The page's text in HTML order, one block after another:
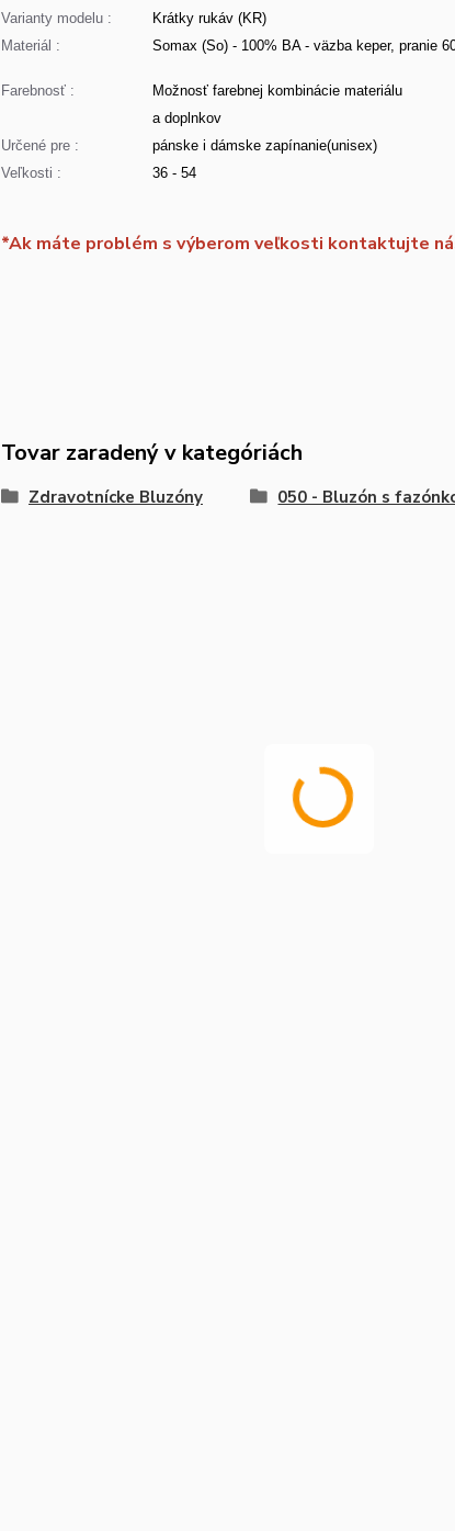
Varianty modelu :
Krátky rukáv (KR)
Materiál :
Somax (So) - 100% BA - väzba keper, pranie
Farebnosť :
Možnosť farebnej kombinácie materiálu
a doplnkov
Určené pre :
pánske i dámske zapínanie(unisex)
Veľkosti :
36 - 54
*Ak máte problém s výberom veľkosti kontaktujte
Tovar zaradený v kategóriách
Zdravotnícke Bluzóny 050 - Bluzón s